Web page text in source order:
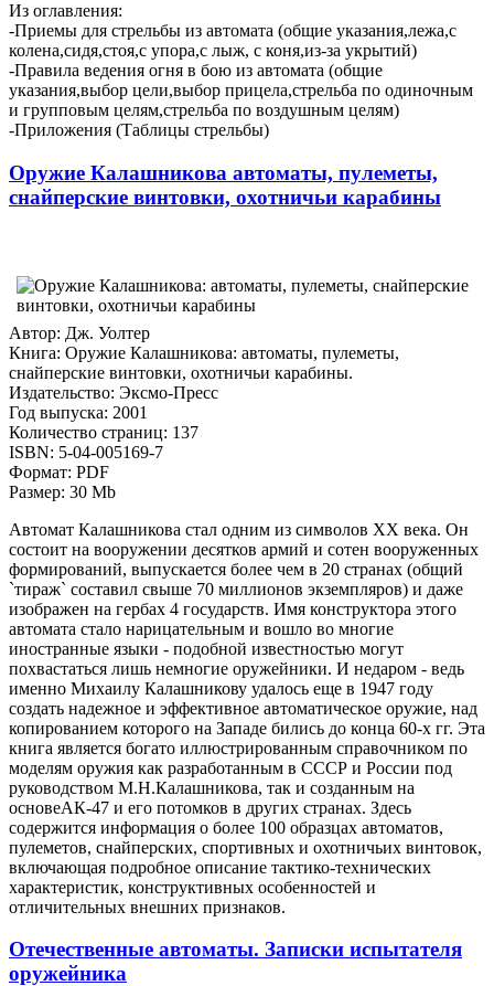
Из оглавления:
-Приемы для стрельбы из автомата (общие указания,лежа,с
колена,сидя,стоя,с упора,с лыж, с коня,из-за укрытий)
-Правила ведения огня в бою из автомата (общие
указания,выбор цели,выбор прицела,стрельба по одиночным
и групповым целям,стрельба по воздушным целям)
-Приложения (Таблицы стрельбы)
Оружие Калашникова автоматы, пулеметы,
снайперские винтовки, охотничьи карабины
Автор: Дж. Уолтер
Книга: Оружие Калашникова: автоматы, пулеметы,
снайперские винтовки, охотничьи карабины.
Издательство: Эксмо-Пресс
Год выпуска: 2001
Количество страниц: 137
ISBN: 5-04-005169-7
Формат: PDF
Размер: 30 Mb
Автомат Калашникова стал одним из символов XX века. Он
состоит на вооружении десятков армий и сотен вооруженных
формирований, выпускается более чем в 20 странах (общий
`тираж` составил свыше 70 миллионов экземпляров) и даже
изображен на гербах 4 государств. Имя конструктора этого
автомата стало нарицательным и вошло во многие
иностранные языки - подобной известностью могут
похвастаться лишь немногие оружейники. И недаром - ведь
именно Михаилу Калашникову удалось еще в 1947 году
создать надежное и эффективное автоматическое оружие, над
копированием которого на Западе бились до конца 60-х гг. Эта
книга является богато иллюстрированным справочником по
моделям оружия как разработанным в СССР и России под
руководством М.Н.Калашникова, так и созданным на
основеАК-47 и его потомков в других странах. Здесь
содержится информация о более 100 образцах автоматов,
пулеметов, снайперских, спортивных и охотничьих винтовок,
включающая подробное описание тактико-технических
характеристик, конструктивных особенностей и
отличительных внешних признаков.
Отечественные автоматы. Записки испытателя
оружейника